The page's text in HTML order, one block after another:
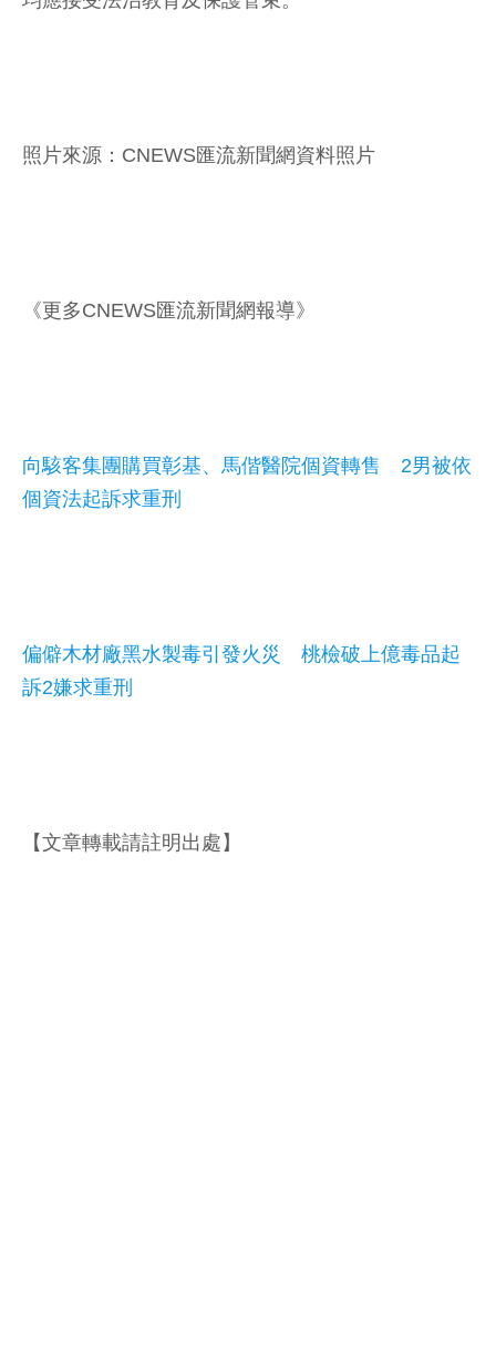
照片來源：CNEWS匯流新聞網資料照片
《更多CNEWS匯流新聞網報導》
向駭客集團購買彰基、馬偕醫院個資轉售 2男被依
個資法起訴求重刑
偏僻木材廠黑水製毒引發火災 桃檢破上億毒品起
訴2嫌求重刑
【文章轉載請註明出處】